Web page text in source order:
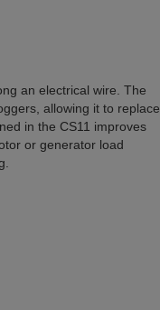
an electrical wire. The
allowing it to replace
in the CS11 improves
or generator load